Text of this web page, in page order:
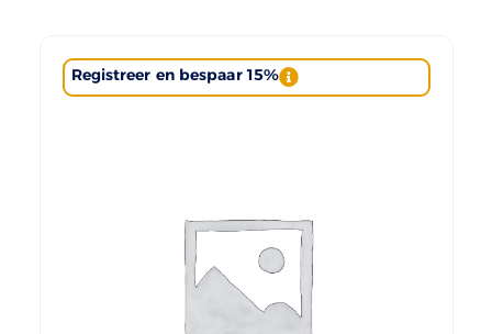
Registreer en bespaar 15%